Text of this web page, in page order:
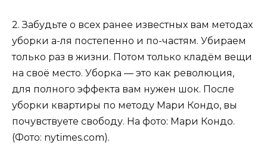
2. Забудьте о всех ранее известных вам методах
уборки а-ля постепенно и по-частям. Убираем
только раз в жизни. Потом только кладём вещи
на своё место. Уборка — это как революция,
для полного эффекта вам нужен шок. После
уборки квартиры по методу Мари Кондо, вы
почувствуете свободу. На фото: Мари Кондо.
(Фото: nytimes.com).